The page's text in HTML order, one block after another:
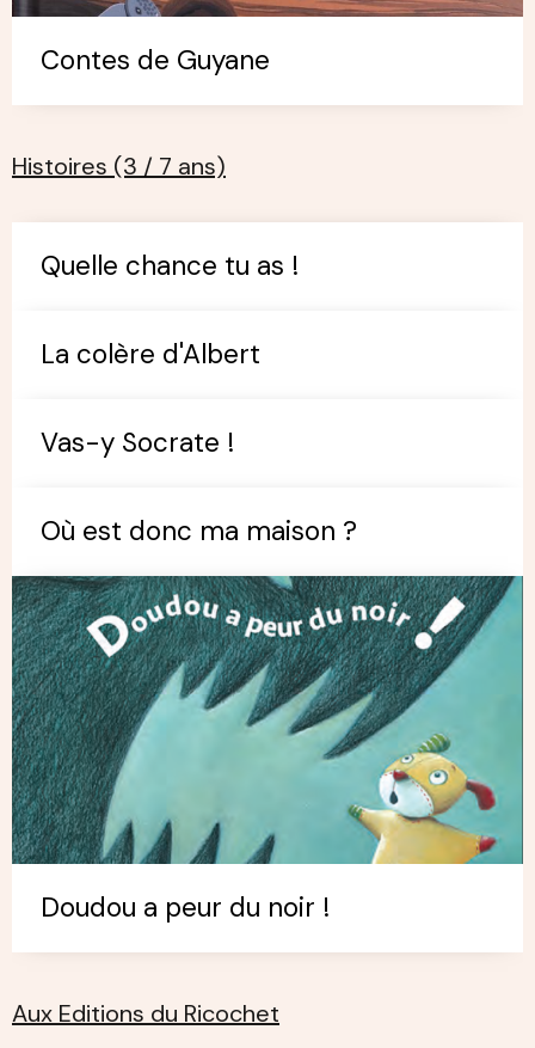
Contes de Guyane
Histoires (3 / 7 ans)
Quelle chance tu as !
La colère d'Albert
Vas-y Socrate !
Où est donc ma maison ?
Doudou a peur du noir !
Aux Editions du Ricochet